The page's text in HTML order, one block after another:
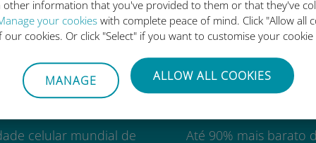
other information that you've provided to them or that they've
your cookies with complete peace of mind. Click "Allow all
cookies. Or click "Select" if you want to customise your
MANAGE ALLOW ALL COOKIES
celular mundial de
Até 90% mais barato